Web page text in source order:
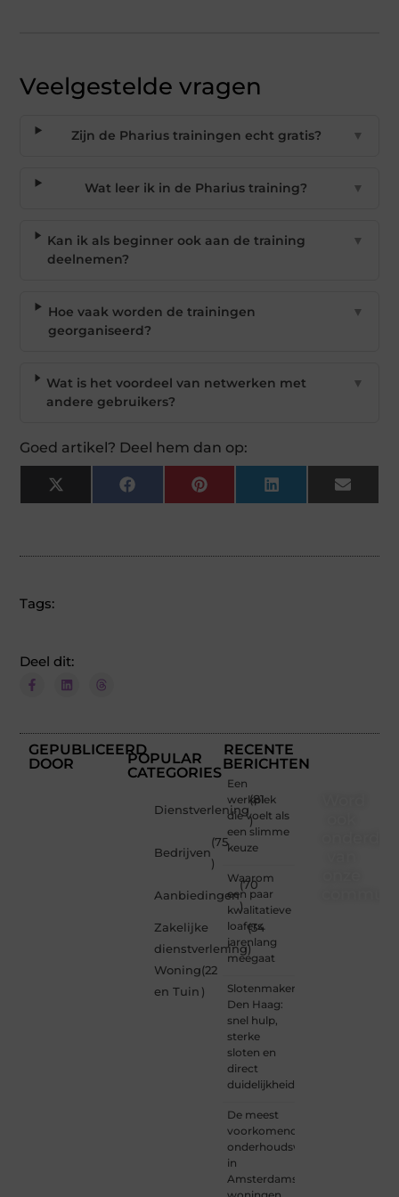
Veelgestelde vragen
Zijn de Pharius trainingen echt gratis? ▼
Wat leer ik in de Pharius training? ▼
Kan ik als beginner ook aan de training
deelnemen?
▼
Hoe vaak worden de trainingen
georganiseerd?
▼
Wat is het voordeel van netwerken met
andere gebruikers?
▼
Goed artikel? Deel hem dan op:
X
(Twitter)
Facebook Pinterest LinkedIn Email
Tags:
Deel dit:
GEPUBLICEERD
DOOR
POPULAR
CATEGORIES
Dienstverlening
(81
)
Bedrijven
(75
)
Aanbiedingen
(70
)
Zakelijke
dienstverlening
(34
)
Woning
en Tuin
(22
)
RECENTE
BERICHTEN
Een
werkplek
die voelt als
een slimme
keuze
Waarom
een paar
kwalitatieve
loafers
jarenlang
meegaat
Slotenmaker
Den Haag:
snel hulp,
sterke
sloten en
direct
duidelijkheid
De meest
voorkomende
onderhoudswerkzaamheden
in
Amsterdamse